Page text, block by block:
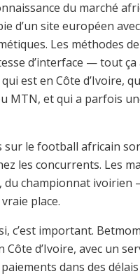
du marché
d’un site européen
Les méthodes
d’interface — tout ça
est en Côte d’Ivoire,
MTN, et qui a parfois
sur le football africain
les concurrents. Les
du championnat
place.
c’est important.
Côte d’Ivoire, avec un
dans des